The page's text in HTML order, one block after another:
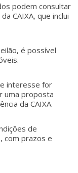
podem consultar
CAIXA, que inclui
é possível
interesse for
uma proposta
da CAIXA.
de
com prazos e